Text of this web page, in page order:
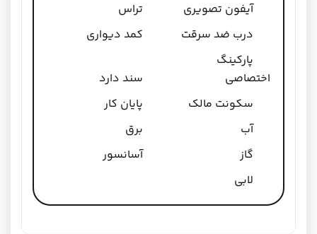
آیفون تصویری
تراس
درب ضد سرقت
کمد دیواری
پارکینگ
اختصاصی
سند دارد
سکونت مالک
پایان کار
آب
برق
گاز
آسانسور
لابی